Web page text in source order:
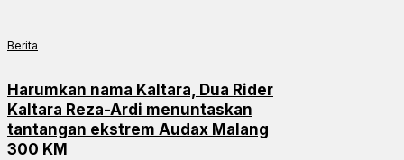
Berita
Harumkan nama Kaltara, Dua Rider
Kaltara Reza-Ardi menuntaskan
tantangan ekstrem Audax Malang
300 KM